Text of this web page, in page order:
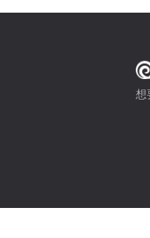
想